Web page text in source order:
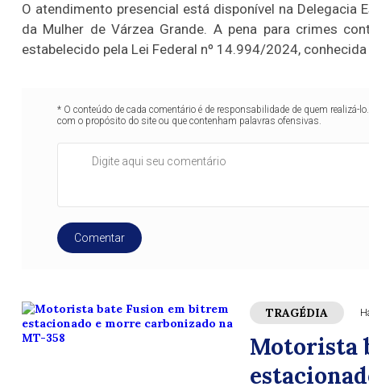
O atendimento presencial está disponível na Delegacia
da Mulher de Várzea Grande. A pena para crimes
estabelecido pela Lei Federal nº 14.994/2024,
* O conteúdo de cada comentário é de responsabilidade de quem
com o propósito do site ou que contenham palavras ofensivas.
Comentar
TRAGÉDIA
Motorista